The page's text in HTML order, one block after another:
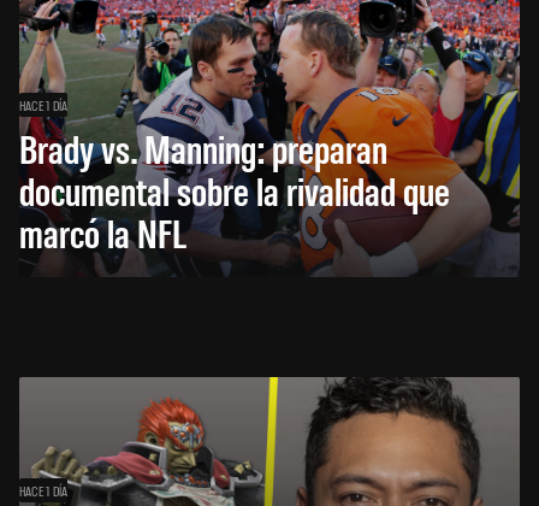
HACE 1 DÍA
Brady vs. Manning: preparan
documental sobre la rivalidad que
marcó la NFL
HACE 1 DÍA